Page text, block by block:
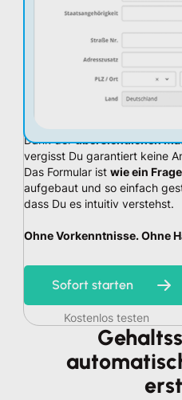
Dank derübersichtlichen
vergisst Du garantiert keine
Das Formular ist wie ein
aufgebaut und so einfach
dass Du es intuitiv verstehst.
Ohne Vorkenntnisse. Ohne
Sofort starten
Kostenlos testen